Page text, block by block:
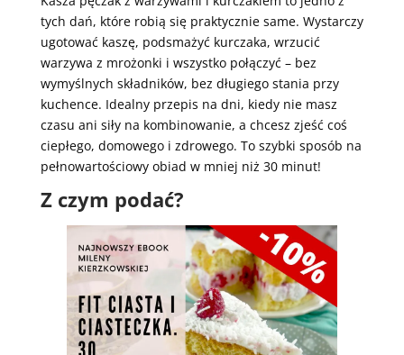
tych dań, które robią się praktycznie same. Wystarczy
ugotować kaszę, podsmażyć kurczaka, wrzucić
warzywa z mrożonki i wszystko połączyć – bez
wymyślnych składników, bez długiego stania przy
kuchence. Idealny przepis na dni, kiedy nie masz
czasu ani siły na kombinowanie, a chcesz zjeść coś
ciepłego, domowego i zdrowego. To szybki sposób na
pełnowartościowy obiad w mniej niż 30 minut!
Z czym podać?